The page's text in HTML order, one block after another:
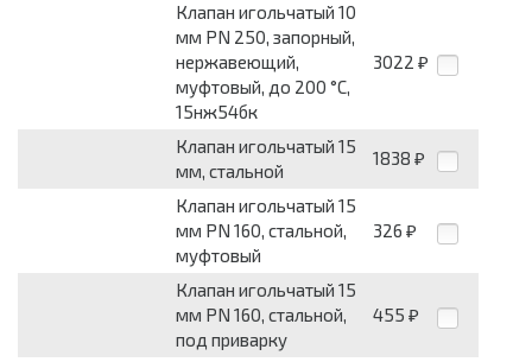
Клапан игольчатый 10
мм PN 250, запорный,
нержавеющий,
муфтовый, до 200 °С,
15нж54бк
3022 ₽
Клапан игольчатый 15
мм, стальной
1838 ₽
Клапан игольчатый 15
мм PN 160, стальной,
муфтовый
326 ₽
Клапан игольчатый 15
мм PN 160, стальной,
под приварку
455 ₽